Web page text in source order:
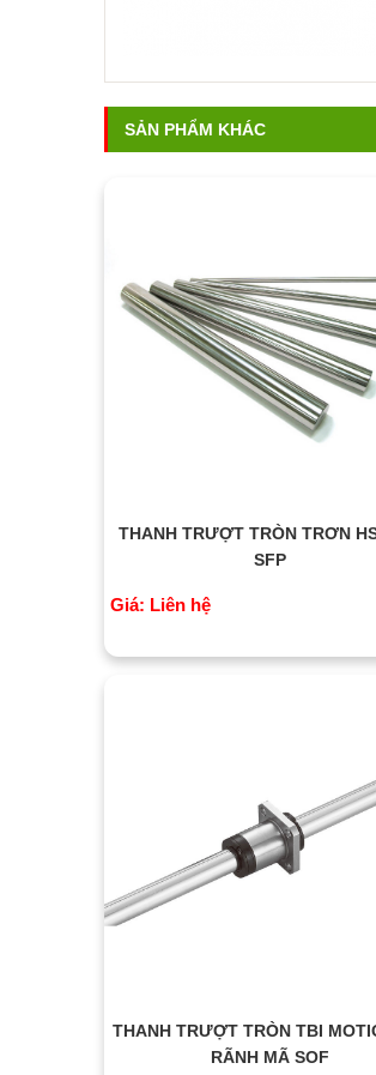
SẢN PHẨM KHÁC
THANH TRƯỢT TRÒN TRƠN
SFP
Giá: Liên hệ
THANH TRƯỢT TRÒN TBI
RÃNH MÃ SOF